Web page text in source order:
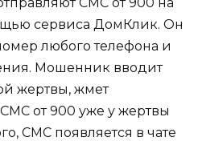
сервиса ДомКлик. Он
любого телефона и
Мошенник вводит
жертвы, жмет
от 900 уже у жертвы
СМС появляется в чате